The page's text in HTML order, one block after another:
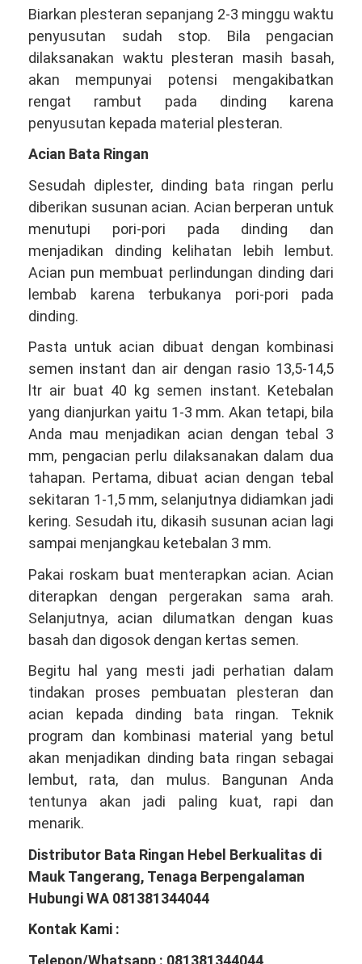
Biarkan plesteran sepanjang 2-3 minggu waktu
penyusutan sudah stop. Bila pengacian
dilaksanakan waktu plesteran masih basah,
akan mempunyai potensi mengakibatkan
rengat rambut pada dinding karena
penyusutan kepada material plesteran.
Acian Bata Ringan
Sesudah diplester, dinding bata ringan perlu
diberikan susunan acian. Acian berperan untuk
menutupi pori-pori pada dinding dan
menjadikan dinding kelihatan lebih lembut.
Acian pun membuat perlindungan dinding dari
lembab karena terbukanya pori-pori pada
dinding.
Pasta untuk acian dibuat dengan kombinasi
semen instant dan air dengan rasio 13,5-14,5
ltr air buat 40 kg semen instant. Ketebalan
yang dianjurkan yaitu 1-3 mm. Akan tetapi, bila
Anda mau menjadikan acian dengan tebal 3
mm, pengacian perlu dilaksanakan dalam dua
tahapan. Pertama, dibuat acian dengan tebal
sekitaran 1-1,5 mm, selanjutnya didiamkan jadi
kering. Sesudah itu, dikasih susunan acian lagi
sampai menjangkau ketebalan 3 mm.
Pakai roskam buat menterapkan acian. Acian
diterapkan dengan pergerakan sama arah.
Selanjutnya, acian dilumatkan dengan kuas
basah dan digosok dengan kertas semen.
Begitu hal yang mesti jadi perhatian dalam
tindakan proses pembuatan plesteran dan
acian kepada dinding bata ringan. Teknik
program dan kombinasi material yang betul
akan menjadikan dinding bata ringan sebagai
lembut, rata, dan mulus. Bangunan Anda
tentunya akan jadi paling kuat, rapi dan
menarik.
Distributor Bata Ringan Hebel Berkualitas di
Mauk Tangerang, Tenaga Berpengalaman
Hubungi WA 081381344044
Kontak Kami :
Telepon/Whatsapp : 081381344044